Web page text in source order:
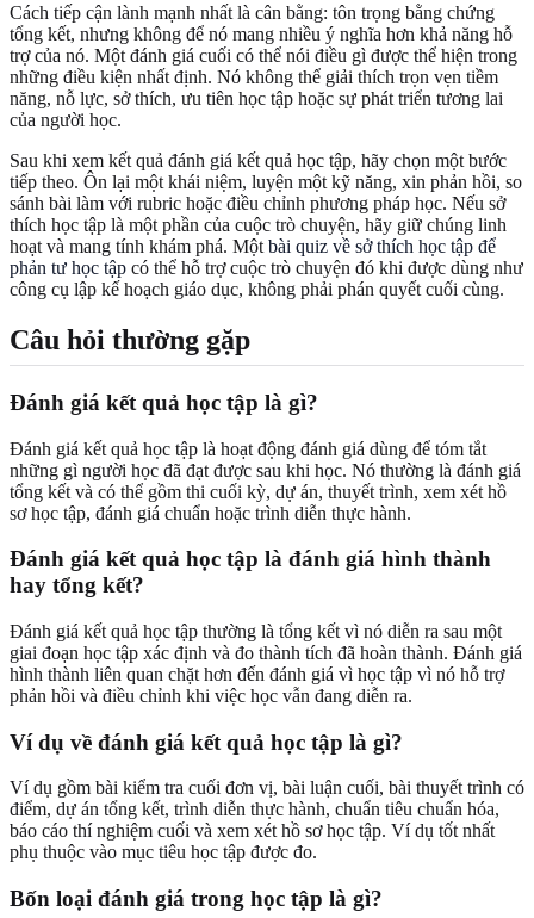
Cách tiếp cận lành mạnh nhất là cân bằng: tôn trọng bằng chứng
tổng kết, nhưng không để nó mang nhiều ý nghĩa hơn khả năng hỗ
trợ của nó. Một đánh giá cuối có thể nói điều gì được thể hiện trong
những điều kiện nhất định. Nó không thể giải thích trọn vẹn tiềm
năng, nỗ lực, sở thích, ưu tiên học tập hoặc sự phát triển tương lai
của người học.
Sau khi xem kết quả đánh giá kết quả học tập, hãy chọn một bước
tiếp theo. Ôn lại một khái niệm, luyện một kỹ năng, xin phản hồi, so
sánh bài làm với rubric hoặc điều chỉnh phương pháp học. Nếu sở
thích học tập là một phần của cuộc trò chuyện, hãy giữ chúng linh
hoạt và mang tính khám phá. Một bài quiz về sở thích học tập để
phản tư học tập có thể hỗ trợ cuộc trò chuyện đó khi được dùng như
công cụ lập kế hoạch giáo dục, không phải phán quyết cuối cùng.
Câu hỏi thường gặp
Đánh giá kết quả học tập là gì?
Đánh giá kết quả học tập là hoạt động đánh giá dùng để tóm tắt
những gì người học đã đạt được sau khi học. Nó thường là đánh giá
tổng kết và có thể gồm thi cuối kỳ, dự án, thuyết trình, xem xét hồ
sơ học tập, đánh giá chuẩn hoặc trình diễn thực hành.
Đánh giá kết quả học tập là đánh giá hình thành
hay tổng kết?
Đánh giá kết quả học tập thường là tổng kết vì nó diễn ra sau một
giai đoạn học tập xác định và đo thành tích đã hoàn thành. Đánh giá
hình thành liên quan chặt hơn đến đánh giá vì học tập vì nó hỗ trợ
phản hồi và điều chỉnh khi việc học vẫn đang diễn ra.
Ví dụ về đánh giá kết quả học tập là gì?
Ví dụ gồm bài kiểm tra cuối đơn vị, bài luận cuối, bài thuyết trình có
điểm, dự án tổng kết, trình diễn thực hành, chuẩn tiêu chuẩn hóa,
báo cáo thí nghiệm cuối và xem xét hồ sơ học tập. Ví dụ tốt nhất
phụ thuộc vào mục tiêu học tập được đo.
Bốn loại đánh giá trong học tập là gì?